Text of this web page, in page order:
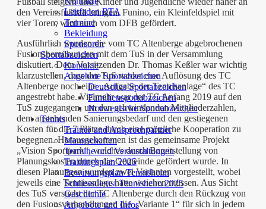
Leitfaden RTA
Termine
Bekleidung
Sponsoren
Sportabzeichen
Kontakte
Angebote Sportabzeichen
Deutsches Sportabzeichen
Familiensportabzeichen
Norwegische Sportabzeichen
Tennis
Trainer und Ansprechpartner
Mannschaften
Termine und Veranstaltungen
Trainingsplan 2025
Bewirtungsplan Tennisheim
Schliessdienst Tennisheim 2025
Geschichte
Angebote und Infos
den Vereinsfußball bringen. Funino, ein Kleinfeldspiel mit
vier Toren, wird auch vom DFB gefördert.
Ausführlich wurden die vom TC Altenberge abgebrochenen
Fusionsbemühungen mit dem TuS in der Versammlung
diskutiert. Dem Vorsitzenden Dr. Thomas Keßler war wichtig
klarzustellen, dass der TuS weder eine Auflösung des TC
Altenberge noch eine „Aufgabe der Tennisanlage“ des TC
angestrebt habe. Vielmehr war der TC Anfang 2019 auf den
TuS zugegangen, um den schwindenden Mitgliederzahlen,
dem anstehenden Sanierungsbedarf und den gestiegenen
Kosten für die 7 Plätze durch eine mögliche Kooperation zu
begegnen. Herausgekommen ist das gemeinsame Projekt
„Vision Sportpark“, welches durch Bereitstellung von
Planungskosten durch die Gemeinde gefördert wurde. In
diesen Planungen wurden zwei Varianten vorgestellt, wobei
jeweils eine Tennisanlage hätte weichen müssen. Aus Sicht
des TuS versucht der TC Altenberge durch den Rückzug von
den Fusionsverhandlungen die „Variante 1“ für sich in jedem